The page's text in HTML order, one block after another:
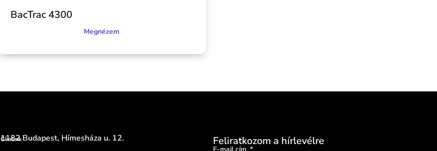
BacTrac 4300
Megnézem
Címünk
1182 Budapest, Hímesháza u. 12. Feliratkozom a hírlevélre